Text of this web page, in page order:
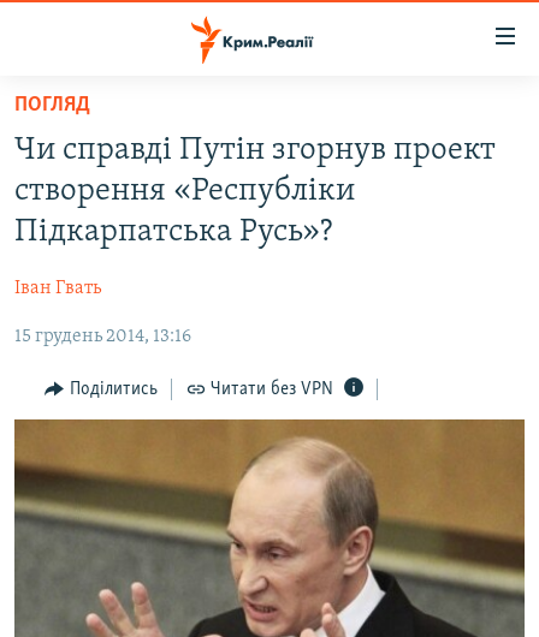
Перейти
основного
матеріалу
Перейти
до
основної
Перейти
пошуку
ВОДА.КРИМ
ВІДЕО ТА ФОТО
БЛОГИ
ПОГЛЯД
ІНТЕРВ'Ю
СПЕЦПРОЕКТИ
ДЕПОРТАЦІЯ
СВІДЧЕННЯ ОКУПАЦІЇ
ЯК ОБІЙТИ БЛОКУВАННЯ
Qırımtatar
ПОГЛЯД
Чи справді Путін згорнув проект
створення «Республіки
Підкарпатська Русь»?
Іван Гвать
15 грудень 2014, 13:16
Поділитись Читати без VPN